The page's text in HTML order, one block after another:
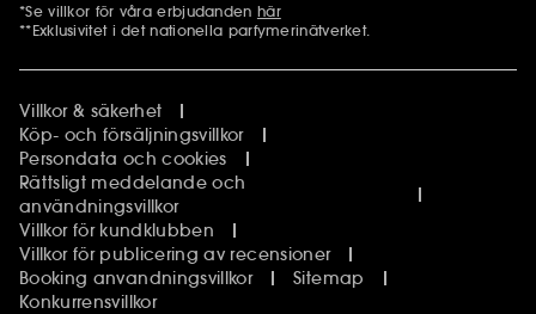
Ytterligare information
*Se villkor för våra erbjudanden här
**Exklusivitet i det nationella parfymerinätverket.
Villkor & säkerhet
Köp- och försäljningsvillkor
Persondata och cookies
Rättsligt meddelande och
användningsvillkor
Villkor för kundklubben
Villkor för publicering av recensioner
Booking anvandningsvillkor
Sitemap
Konkurrensvillkor